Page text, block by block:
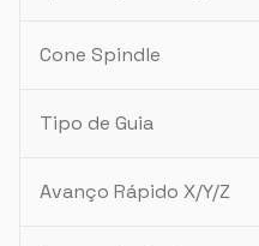
Cone Spindle
Tipo de Guia
Avanço Rápido X/Y/Z